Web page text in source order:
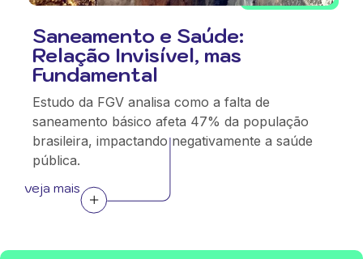
Saneamento e Saúde:
Relação Invisível, mas
Fundamental
Estudo da FGV analisa como a falta de
saneamento básico afeta 47% da população
brasileira, impactando negativamente a saúde
pública.
veja mais